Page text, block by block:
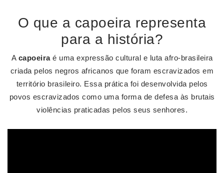
O que a capoeira representa
para a história?
A capoeiraé uma expressão cultural e luta afro-brasileira
criada pelos negros africanos que foram escravizados em
território brasileiro. Essa prática foi desenvolvida pelos
povos escravizados como uma forma de defesa às brutais
violências praticadas pelos seus senhores.